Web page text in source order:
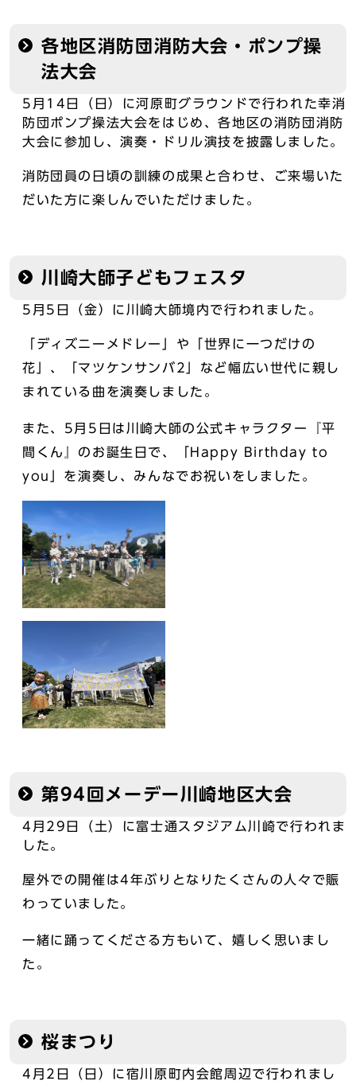
各地区消防団消防大会・ポンプ操
法大会
5月14日（日）に河原町グラウンドで行われた幸消
防団ポンプ操法大会をはじめ、各地区の消防団消防
大会に参加し、演奏・ドリル演技を披露しました。
消防団員の日頃の訓練の成果と合わせ、ご来場いた
だいた方に楽しんでいただけました。
川崎大師子どもフェスタ
5月5日（金）に川崎大師境内で行われました。
「ディズニーメドレー」や「世界に一つだけの
花」、「マツケンサンバ2」など幅広い世代に親し
まれている曲を演奏しました。
また、5月5日は川崎大師の公式キャラクター『平
間くん』のお誕生日で、「Happy Birthday to
you」を演奏し、みんなでお祝いをしました。
第94回メーデー川崎地区大会
4月29日（土）に富士通スタジアム川崎で行われま
した。
屋外での開催は4年ぶりとなりたくさんの人々で賑
わっていました。
一緒に踊ってくださる方もいて、嬉しく思いまし
た。
桜まつり
4月2日（日）に宿川原町内会館周辺で行われまし